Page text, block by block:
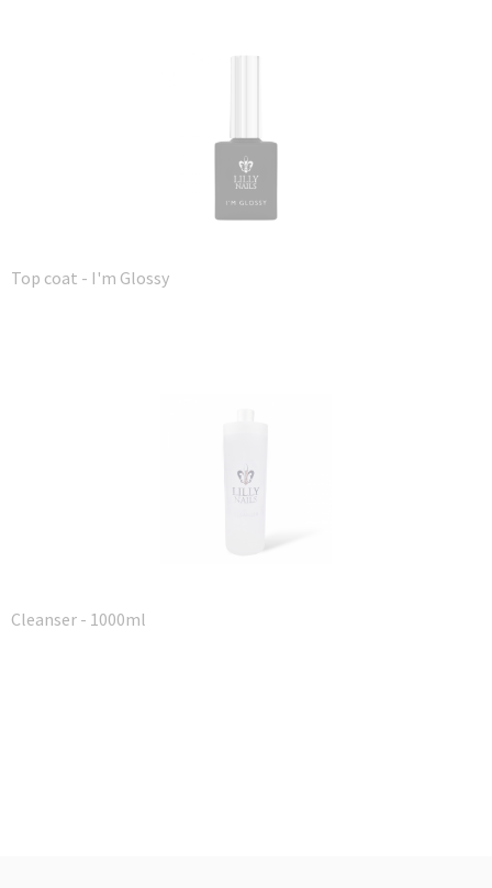
Top coat - I'm Glossy
Cleanser - 1000ml